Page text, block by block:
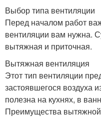
Выбор типа вентиляции
Перед началом работ
вентиляции вам нужна.
вытяжная и приточная.
Вытяжная вентиляция
Этот тип вентиляции
застоявшегося воздуха
полезна на кухнях, в
Преимущества